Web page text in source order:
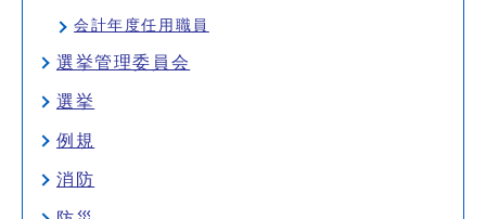
会計年度任用職員
選挙管理委員会
選挙
例規
消防